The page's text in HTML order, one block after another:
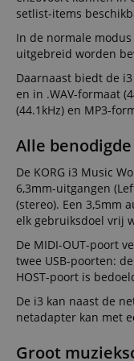
setlist-items
In de normale
uitgebreid worden
Daarnaast biedt de
en in .WAV-formaat
(44.1kHz) en MP3-
Alle
De KORG i3 Music
6,3mm-uitgangen
(stereo). Een 3,5mm
elk gebruiksdoel vrij
De MIDI-OUT-poort
twee USB-poorten:
HOST-poort is
De i3 kan naast de
netadapter kan met
Groot